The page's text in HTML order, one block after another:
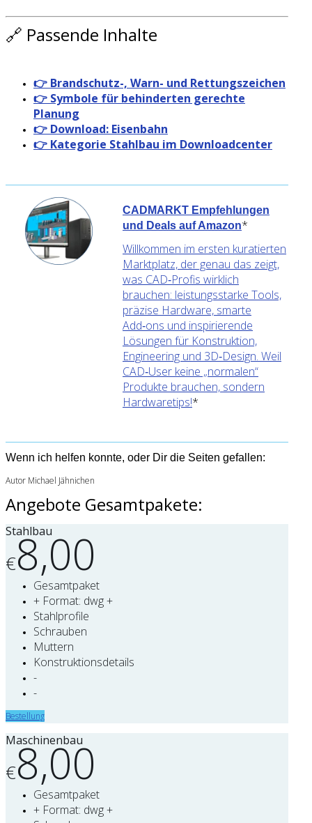
🔗 Passende Inhalte
👉 Brandschutz-, Warn- und Rettungszeichen
👉 Symbole für behinderten gerechte
Planung
👉 Download: Eisenbahn
👉 Kategorie Stahlbau im Downloadcenter
CADMARKT Empfehlungen
und Deals auf Amazon*
Willkommen im ersten kuratierten
Marktplatz, der genau das zeigt,
was CAD‑Profis wirklich
brauchen: leistungsstarke Tools,
präzise Hardware, smarte
Add‑ons und inspirierende
Lösungen für Konstruktion,
Engineering und 3D‑Design. Weil
CAD‑User keine „normalen“
Produkte brauchen, sondern
Hardwaretips!*
Wenn ich helfen konnte, oder Dir die Seiten gefallen:
Autor Michael Jähnichen
Angebote Gesamtpakete:
Stahlbau
€8,00
Gesamtpaket
+ Format: dwg +
Stahlprofile
Schrauben
Muttern
Konstruktionsdetails
-
-
Bestellung
Maschinenbau
€8,00
Gesamtpaket
+ Format: dwg +